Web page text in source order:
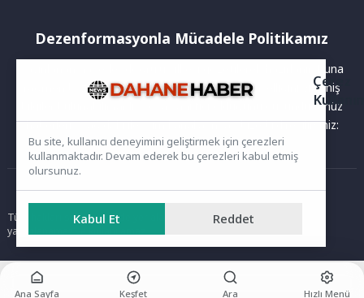
Dezenformasyonla Mücadele Politikamız
Yayınlanan haberler doğruluk ilkesi gözetilerek hazırlanır. Buna
rağmen bazı içeriklerde eksik, hatalı veya güncelliğini yitirmiş
bilgiler bulunabilir.Yanlış veya yanıltıcı olduğunu düşündüğünüz
haberleri aşağıdaki iletişim kanallarından bize bildirebilirsiniz:
Ana Sayfa
Tüm hakları saklıdır. Sitede yer alan içerikler izinsiz kopyalanamaz,
yayımlanamaz ve kullanılamaz.
Ana Sayfa Keşfet Ara Hızlı Menü
Çerez
Bu site, kullanıcı deneyimini geliştirmek için çerezleri
kullanmaktadır. Devam ederek bu çerezleri kabul etmiş
olursunuz.
Kabul Et Reddet